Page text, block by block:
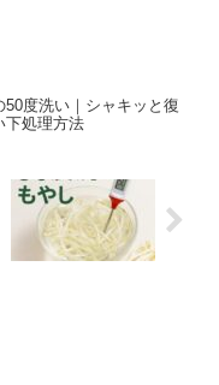
50度洗い｜シャキッと復
下処理方法